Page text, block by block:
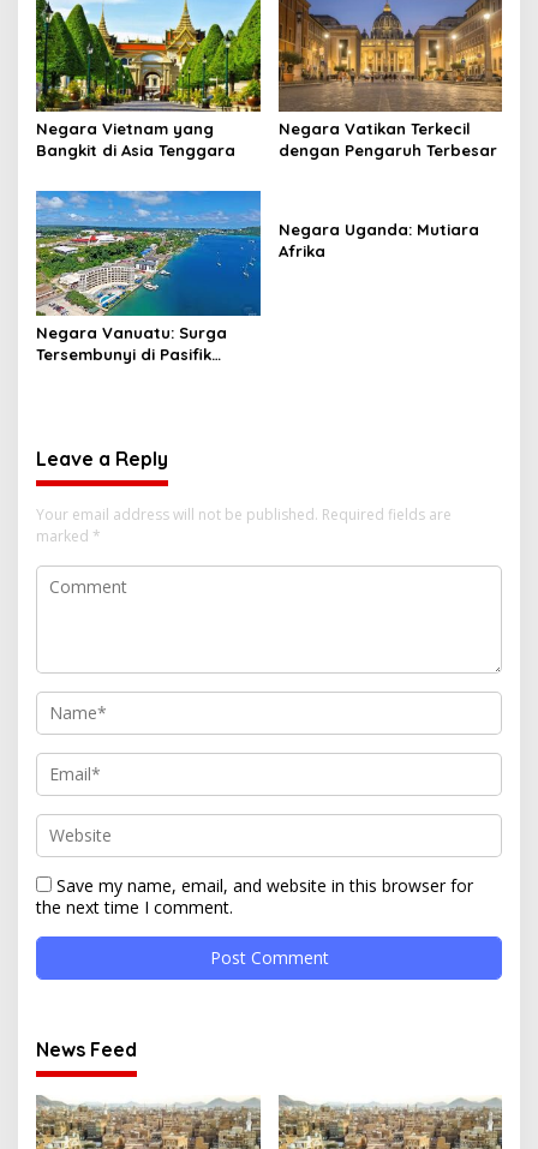
Negara Vietnam yang
Bangkit di Asia Tenggara
Negara Vatikan Terkecil
dengan Pengaruh Terbesar
Negara Vanuatu: Surga
Tersembunyi di Pasifik
Negara Uganda: Mutiara
Afrika
Leave a Reply
Your email address will not be published. Required fields are
marked *
Save my name, email, and website in this browser for
the next time I comment.
News Feed